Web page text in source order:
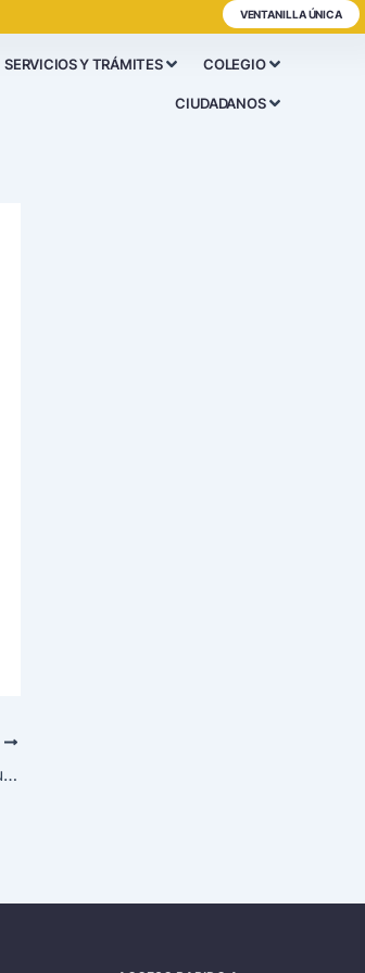
VENTANILLA ÚNICA
SERVICIOS Y TRÁMITES COLEGIO
CIUDADANOS
Taller de Radiología de Tórax. Susana Ubierna